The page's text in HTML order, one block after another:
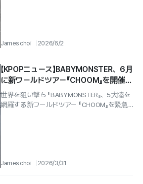
James choi 2026/6/2
【KPOPニュース】BABYMONSTER、6月
に新ワールドツアー『CHOOM』を開催…
5大陸を巡る
世界を狙い撃ち 『BABYMONSTER』、5大陸を
網羅する新ワールドツアー 『CHOOM』を緊急
James choi 2026/3/31